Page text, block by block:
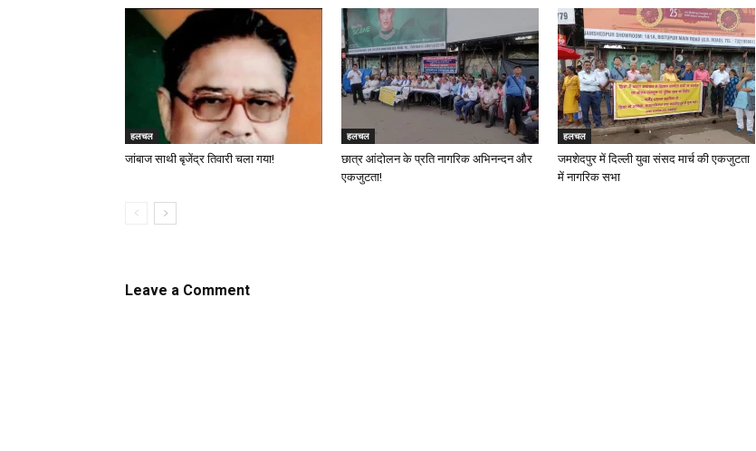
हलचल
जांबाज साथी बृजेंद्र तिवारी चला गया!
हलचल
छात्र आंदोलन के प्रति नागरिक अभिनन्दन और
एकजुटता!
हलचल
जमशेदपुर में दिल्ली युवा संसद मार्च की एकजुटता
में नागरिक सभा
Leave a Comment